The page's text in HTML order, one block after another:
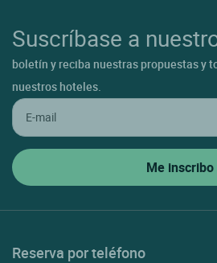
Suscríbase a
boletín y reciba nuestras propuestas y
nuestros hoteles.
Reserva por teléfono